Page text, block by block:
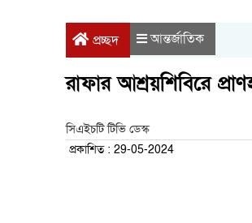
প্রচ্ছদ আন্তর্জাতিক
রাফার আশ্রয়শিবিরে
সিএইচটি টিভি ডেস্ক
প্রকাশিত : 29-05-2024